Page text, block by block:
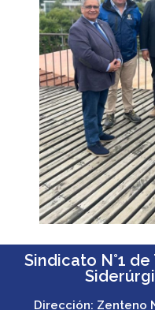
Sindicato N°1
Dirección: Zenteno